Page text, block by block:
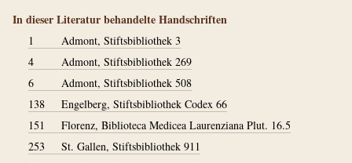
In dieser Literatur behandelte Handschriften
1
Admont, Stiftsbibliothek 3
4
Admont, Stiftsbibliothek 269
6
Admont, Stiftsbibliothek 508
138
Engelberg, Stiftsbibliothek Codex 66
151
Florenz, Biblioteca Medicea Laurenziana Plut. 16.5
253
St. Gallen, Stiftsbibliothek 911